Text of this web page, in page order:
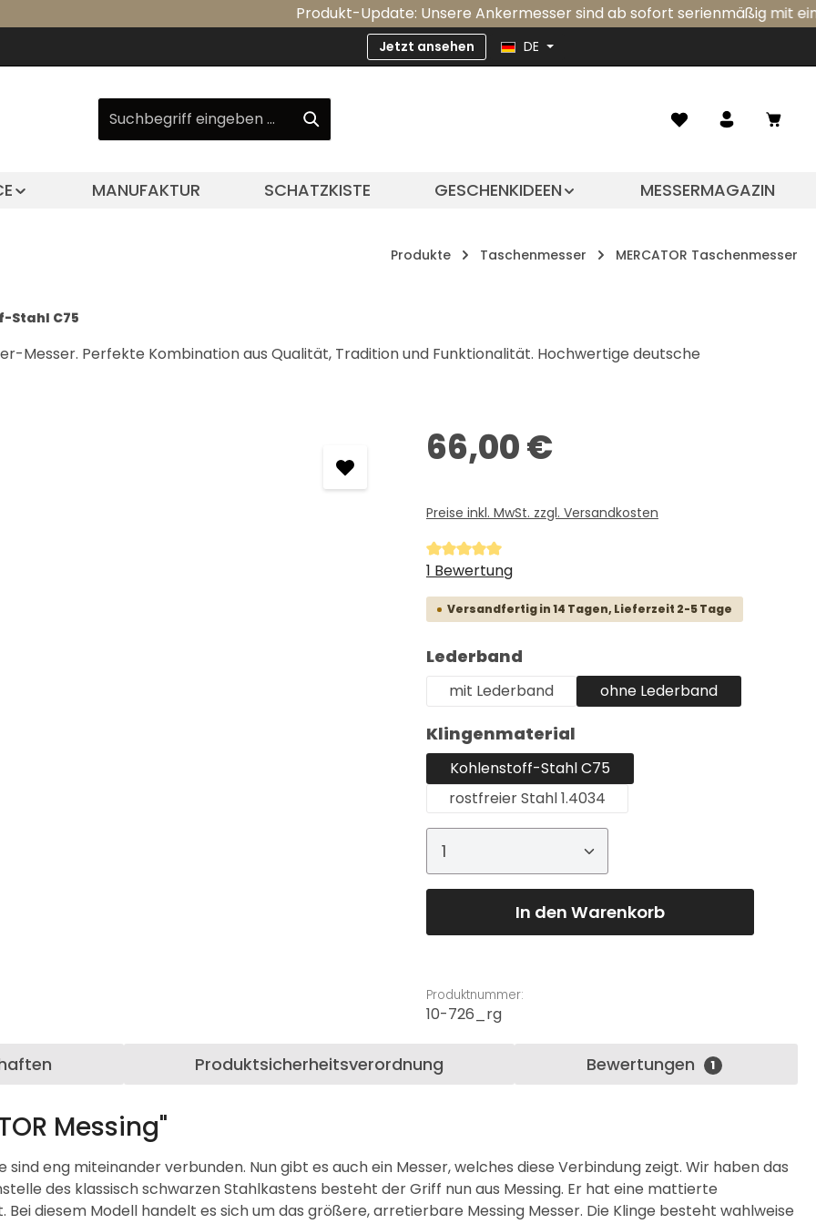
Produkt-Update: Unsere Ankermesser sind ab sofort serienmäßig mit einer
Jetzt ansehen DE
MANUFAKTUR SCHATZKISTE GESCHENKIDEEN MESSERMAGAZIN
Produkte Taschenmesser MERCATOR Taschenmesser
Stahl C75
Messer. Perfekte Kombination aus Qualität, Tradition und Funktionalität. Hochwertige deutsche
Regulärer Preis:
66,00 €
Preise inkl. MwSt. zzgl. Versandkosten
Durchschnittliche Bewertung von 5 von 5 Sternen
1 Bewertung
Versandfertig in 14 Tagen, Lieferzeit 2-5 Tage
Lederband
mit Lederband ohne Lederband
Klingenmaterial
Kohlenstoff-Stahl C75
rostfreier Stahl 1.4034
Produkt Anzahl: Gib den
In den Warenkorb
Produktnummer:
10-726_rg
Produktsicherheitsverordnung Bewertungen 1
Messing"
eng miteinander verbunden. Nun gibt es auch ein Messer, welches diese Verbindung zeigt. Wir haben das
des klassisch schwarzen Stahlkastens besteht der Griff nun aus Messing. Er hat eine mattierte
diesem Modell handelt es sich um das größere, arretierbare Messing Messer. Die Klinge besteht wahlweise